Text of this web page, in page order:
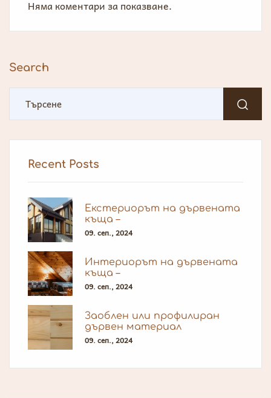
Няма коментари за показване.
Search
Recent Posts
Екстериорът на дървената
къща –
09. сеп., 2024
Интериорът на дървената
къща –
09. сеп., 2024
Заоблен или профилиран
дървен материал
09. сеп., 2024